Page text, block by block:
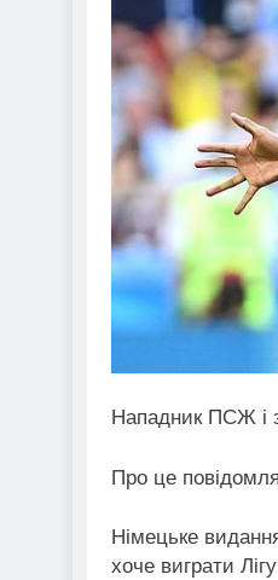
Нападник ПСЖ і
Про це
Німецьке
хоче виграти